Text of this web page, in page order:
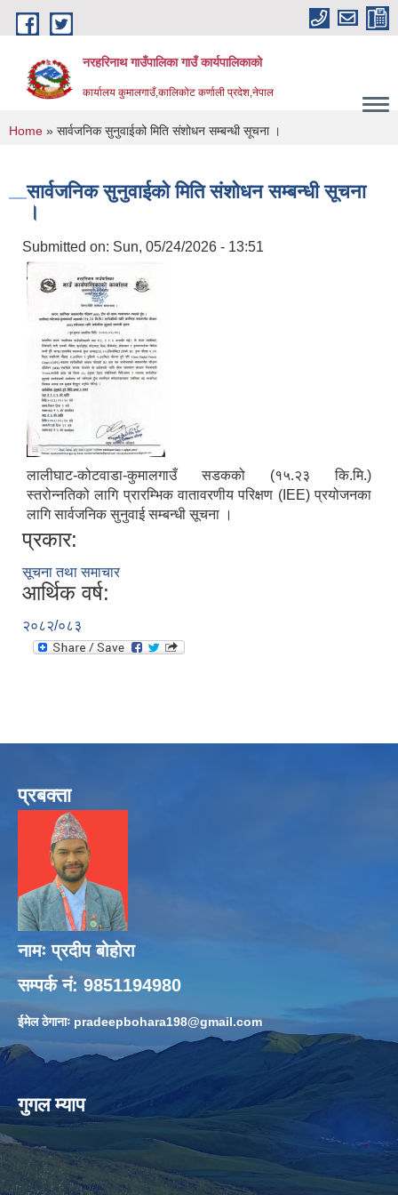
Skip to main content
नरहरिनाथ गाउँपालिका गाउँ कार्यपालिकाको
कार्यालय कुमालगाउँ,कालिकोट कर्णाली प्रदेश,नेपाल
You are here
Home » सार्वजनिक सुनुवाईको मिति संशोधन सम्बन्धी सूचना ।
सार्वजनिक सुनुवाईको मिति संशोधन सम्बन्धी सूचना
।
Submitted on: Sun, 05/24/2026 - 13:51
लालीघाट-कोटवाडा-कुमालगाउँ सडकको (१५.२३ कि.मि.)
स्तरोन्नतिको लागि प्रारम्भिक वातावरणीय परिक्षण (IEE) प्रयोजनका
लागि सार्वजनिक सुनुवाई सम्बन्धी सूचना ।
प्रकार:
सूचना तथा समाचार
आर्थिक वर्ष:
२०८२/०८३
प्रबक्ता
नामः प्रदीप बोहोरा
सम्पर्क नं: 9851194980
ईमेल ठेगानाः pradeepbohara198@gmail.com
गुगल म्याप